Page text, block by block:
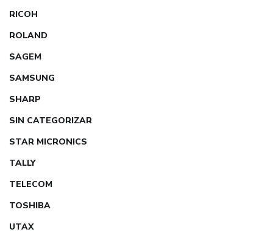
RICOH
ROLAND
SAGEM
SAMSUNG
SHARP
SIN CATEGORIZAR
STAR MICRONICS
TALLY
TELECOM
TOSHIBA
UTAX